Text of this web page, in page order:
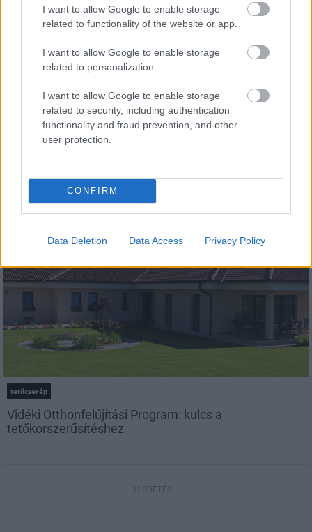
I want to allow Google to enable storage
related to functionality of the website or app.
I want to allow Google to enable storage
related to personalization.
I want to allow Google to enable storage
related to security, including authentication
functionality and fraud prevention, and other
user protection.
CONFIRM
Data Deletion Data Access Privacy Policy
tetőcserép
tetőcserép
Vidéki Otthonfelújítási Program: kulcs a
tetőkorszerűsítéshez
HIRDETÉS